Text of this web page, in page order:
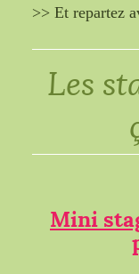
>> Et repartez
Les
Mini